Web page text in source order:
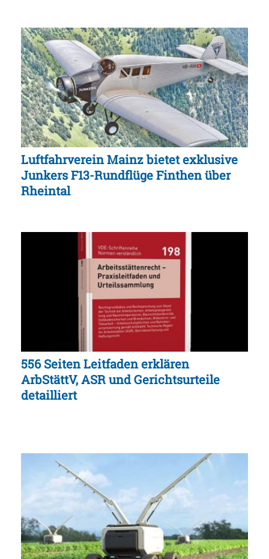
Luftfahrverein Mainz bietet exklusive
Junkers F13-Rundflüge Finthen über
Rheintal
556 Seiten Leitfaden erklären
ArbStättV, ASR und Gerichtsurteile
detailliert